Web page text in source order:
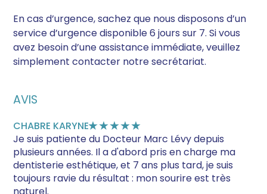
En cas d’urgence, sachez que nous disposons d’un
service d’urgence disponible 6 jours sur 7. Si vous
avez besoin d’une assistance immédiate, veuillez
simplement contacter notre secrétariat.
AVIS
CHABRE KARYNE★★★★★
Je suis patiente du Docteur Marc Lévy depuis
plusieurs années. Il a d'abord pris en charge ma
dentisterie esthétique, et 7 ans plus tard, je suis
toujours ravie du résultat : mon sourire est très